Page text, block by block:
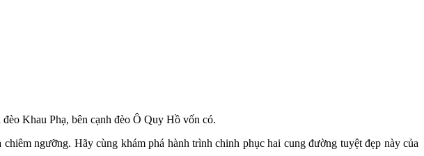
Khau Phạ, bên cạnh đèo Ô Quy Hồ vốn có.
ngưỡng. Hãy cùng khám phá hành trình chinh phục hai cung đường tuyệt đẹp này của